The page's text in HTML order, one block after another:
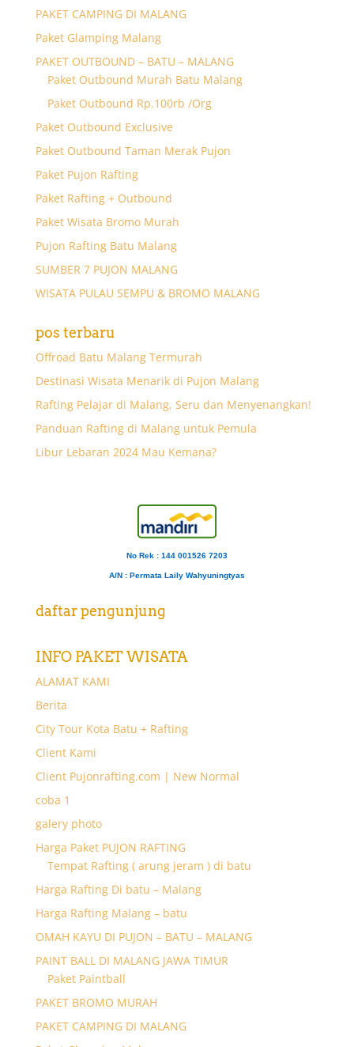
PAKET CAMPING DI MALANG
Paket Glamping Malang
PAKET OUTBOUND – BATU – MALANG
Paket Outbound Murah Batu Malang
Paket Outbound Rp.100rb /Org
Paket Outbound Exclusive
Paket Outbound Taman Merak Pujon
Paket Pujon Rafting
Paket Rafting + Outbound
Paket Wisata Bromo Murah
Pujon Rafting Batu Malang
SUMBER 7 PUJON MALANG
WISATA PULAU SEMPU & BROMO MALANG
pos terbaru
Offroad Batu Malang Termurah
Destinasi Wisata Menarik di Pujon Malang
Rafting Pelajar di Malang, Seru dan Menyenangkan!
Panduan Rafting di Malang untuk Pemula
Libur Lebaran 2024 Mau Kemana?
No Rek : 144 001526 7203
A/N : Permata Laily Wahyuningtyas
daftar pengunjung
INFO PAKET WISATA
ALAMAT KAMI
Berita
City Tour Kota Batu + Rafting
Client Kami
Client Pujonrafting.com | New Normal
coba 1
galery photo
Harga Paket PUJON RAFTING
Tempat Rafting ( arung jeram ) di batu
Harga Rafting Di batu – Malang
Harga Rafting Malang – batu
OMAH KAYU DI PUJON – BATU – MALANG
PAINT BALL DI MALANG JAWA TIMUR
Paket Paintball
PAKET BROMO MURAH
PAKET CAMPING DI MALANG